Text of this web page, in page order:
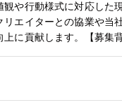
観や行動様式に対応し
リエイターとの協業や
上に貢献します。【募
を創り、最適なマーケ
す！【業務内容】イン
築をけん引するプロ